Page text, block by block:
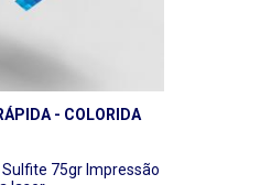
- COLORIDA
Sulfite 75gr Impressão